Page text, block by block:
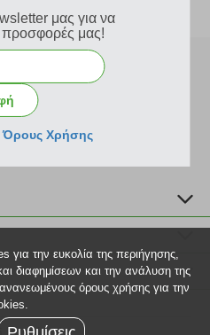
newsletter
μας για να
προσφορές μας!
Όρους Χρήσης
για την ευκολία της περιήγησης,
διαφημίσεων και την ανάλυση της
όρους χρήσης για την